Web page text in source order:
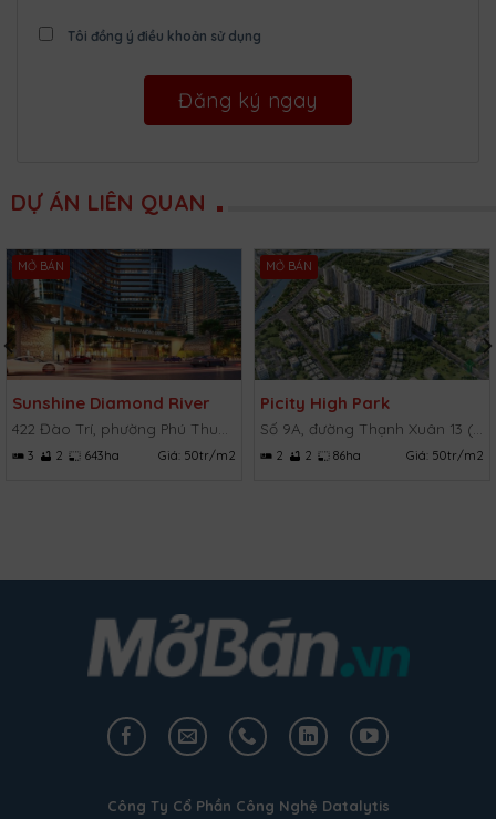
Tôi đồng ý điều khoản sử dụng
DỰ ÁN LIÊN QUAN
MỞ BÁN
Sunshine Diamond River
3 2 643ha Giá: 50tr/m2
MỞ BÁN
Picity High Park
2 2 86ha Giá: 50tr/m2
Công Ty Cổ Phần Công Nghệ Datalytis